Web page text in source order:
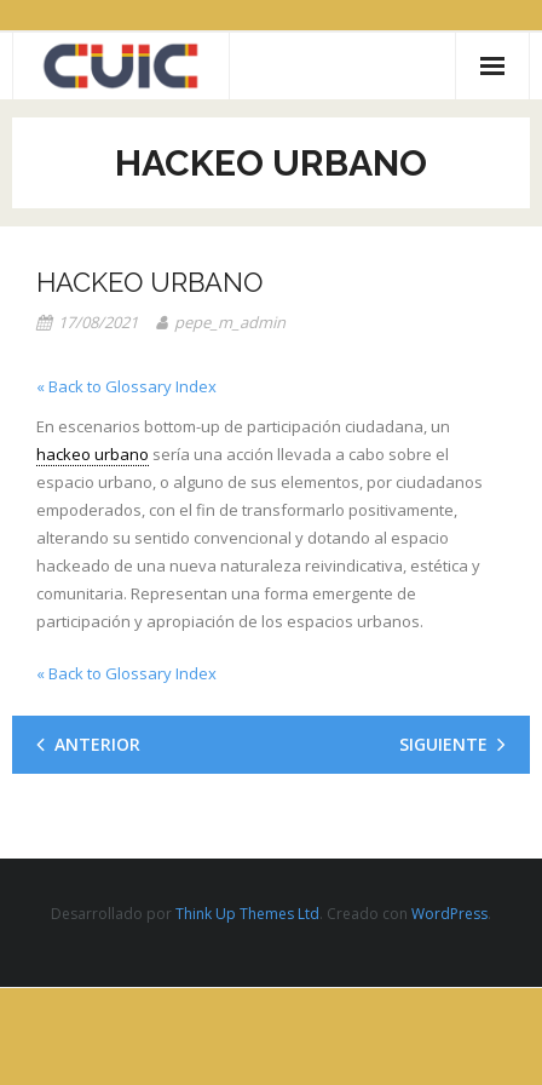
contenido
ACERCA DE CUIC
CONVOCATORIAS
- LABIC Reciclaje inclusivo
- COVID19
COMUNIDADES
- CityLAB
- COCRE.AR
- GAMEREV
- RECICLAJE CON INCLUSIÓN SOCIAL
- MUJERES EN TECH
- ROBÓTICA EDUCATIVA
Contacto
HACKEO URBANO
HACKEO URBANO
17/08/2021 pepe_m_admin
« Back to Glossary Index
En escenarios bottom-up de participación ciudadana, un
hackeo urbano sería una acción llevada a cabo sobre el
espacio urbano, o alguno de sus elementos, por ciudadanos
empoderados, con el fin de transformarlo positivamente,
alterando su sentido convencional y dotando al espacio
hackeado de una nueva naturaleza reivindicativa, estética y
comunitaria. Representan una forma emergente de
participación y apropiación de los espacios urbanos.
« Back to Glossary Index
ANTERIOR SIGUIENTE
Desarrollado porThink Up Themes Ltd. Creado con WordPress.